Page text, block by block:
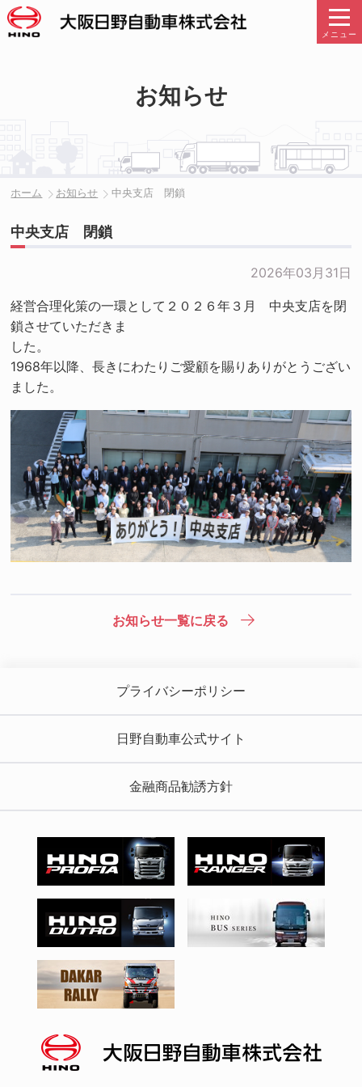
メニュー
お知らせ
ホーム お知らせ 中央支店 閉鎖
中央支店 閉鎖
2026年03月31日
経営合理化策の一環として２０２６年３月 中央支店を閉
鎖させていただきま
した。
1968年以降、長きにわたりご愛顧を賜りありがとうござい
ました。
お知らせ一覧に戻る
プライバシーポリシー
日野自動車公式サイト
金融商品勧誘方針